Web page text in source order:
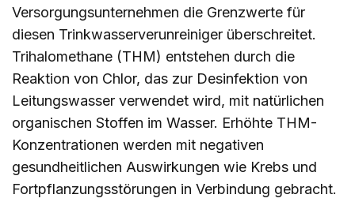
Versorgungsunternehmen die Grenzwerte für
diesen Trinkwasserverunreiniger überschreitet.
Trihalomethane (THM) entstehen durch die
Reaktion von Chlor, das zur Desinfektion von
Leitungswasser verwendet wird, mit natürlichen
organischen Stoffen im Wasser. Erhöhte THM-
Konzentrationen werden mit negativen
gesundheitlichen Auswirkungen wie Krebs und
Fortpflanzungsstörungen in Verbindung gebracht.